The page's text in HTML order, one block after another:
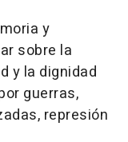
y
sobre la
y la dignidad
guerras,
represión